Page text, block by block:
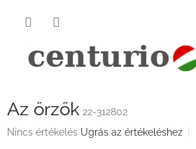
Az őrzők 22-312802
A
Nincs értékelés Ugrás az értékeléshez